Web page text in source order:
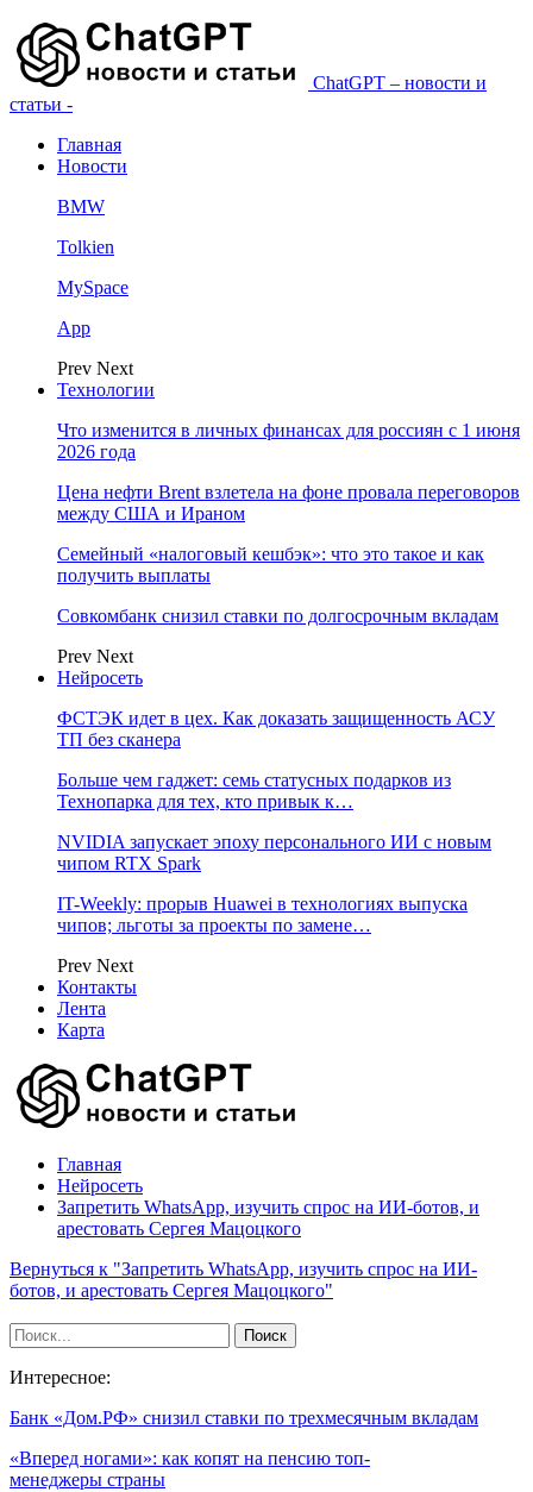
ChatGPT – новости и
статьи -
Главная
Новости
BMW
Tolkien
MySpace
App
Prev Next
Технологии
Что изменится в личных финансах для россиян с 1 июня
2026 года
Цена нефти Brent взлетела на фоне провала переговоров
между США и Ираном
Семейный «налоговый кешбэк»: что это такое и как
получить выплаты
Совкомбанк снизил ставки по долгосрочным вкладам
Prev Next
Нейросеть
ФСТЭК идет в цех. Как доказать защищенность АСУ
ТП без сканера
Больше чем гаджет: семь статусных подарков из
Технопарка для тех, кто привык к…
NVIDIA запускает эпоху персонального ИИ с новым
чипом RTX Spark
IT-Weekly: прорыв Huawei в технологиях выпуска
чипов; льготы за проекты по замене…
Prev Next
Контакты
Лента
Карта
Главная
Нейросеть
Запретить WhatsApp, изучить спрос на ИИ-ботов, и
арестовать Сергея Мацоцкого
Вернуться к "Запретить WhatsApp, изучить спрос на ИИ-
ботов, и арестовать Сергея Мацоцкого"
Интересное:
Банк «Дом.РФ» снизил ставки по трехмесячным вкладам
«Вперед ногами»: как копят на пенсию топ-
менеджеры страны